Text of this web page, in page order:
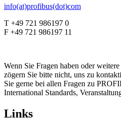
info(at)profibus(dot)com
T +49 721 986197 0
F +49 721 986197 11
Wenn Sie Fragen haben oder
zögern Sie bitte nicht, uns zu
Sie gerne bei allen Fragen zu
International Standards,
Links